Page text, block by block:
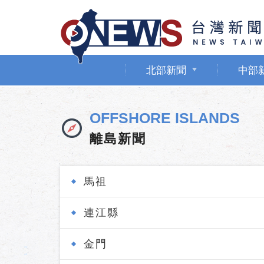
北部新聞 中部
OFFSHORE ISLANDS
離島新聞
馬祖
連江縣
金門